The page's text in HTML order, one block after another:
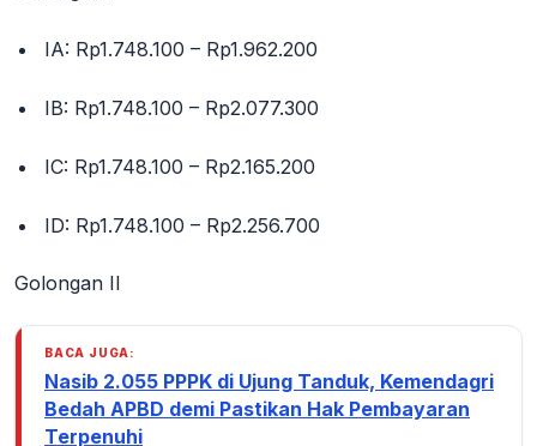
IA: Rp1.748.100 – Rp1.962.200
IB: Rp1.748.100 – Rp2.077.300
IC: Rp1.748.100 – Rp2.165.200
ID: Rp1.748.100 – Rp2.256.700
Golongan II
BACA JUGA:
Nasib 2.055 PPPK di Ujung Tanduk, Kemendagri
Bedah APBD demi Pastikan Hak Pembayaran
Terpenuhi